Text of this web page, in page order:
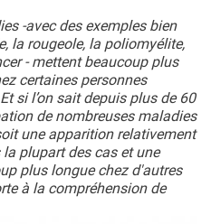
-avec des exemples bien
la rougeole, la poliomyélite,
- mettent beaucoup plus
certaines personnes
si l’on sait depuis plus de 60
de nombreuses maladies
une apparition relativement
plupart des cas et une
plus longue chez d'autres
à la compréhension de